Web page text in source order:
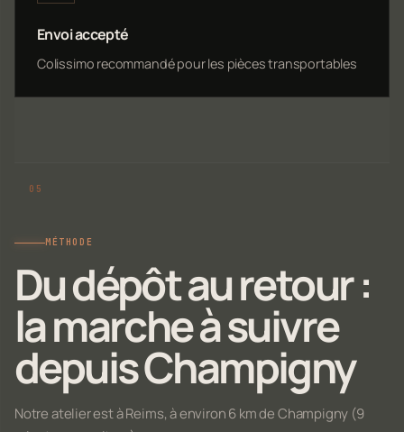
Envoi accepté
Colissimo recommandé pour les pièces transportables
MÉTHODE
Du dépôt au retour :
la marche à suivre
depuis Champigny
Notre atelier est à Reims, à environ 6 km de Champigny (9